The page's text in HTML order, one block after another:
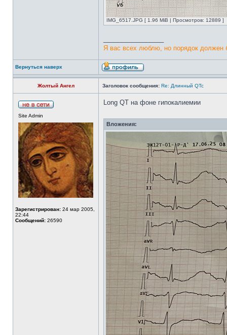
IMG_6517.JPG [ 1.96 MiB | Просмотров: 12889 ]
Я вас всех люблю, но порядок должен
Вернуться наверх
Жолтый Ангел Заголовок сообщения: Re: Длинный QTc
Site Admin
Зарегистрирован: 24 мар 2005,
22:44
Сообщений: 26590
Long QT на фоне гипокалиемии
Вложения: